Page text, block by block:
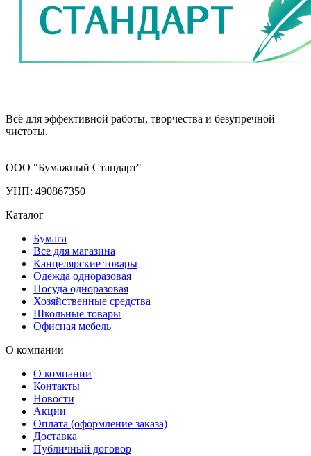
Всё для эффективной работы, творчества и безупречной
чистоты.
ООО "Бумажный Стандарт"
УНП: 490867350
Каталог
Бумага
Все для магазина
Канцелярские товары
Одежда одноразовая
Посуда одноразовая
Хозяйственные средства
Школьные товары
Офисная мебель
О компании
О компании
Контакты
Новости
Акции
Оплата (оформление заказа)
Доставка
Публичный договор